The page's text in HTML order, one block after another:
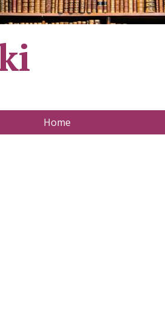
Home